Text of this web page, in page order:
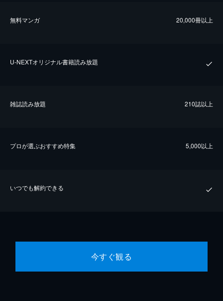
無料マンガ 20,000冊以上
U-NEXTオリジナル書籍読み放題
雑誌読み放題 210誌以上
プロが選ぶおすすめ特集 5,000以上
いつでも解約できる
今すぐ観る